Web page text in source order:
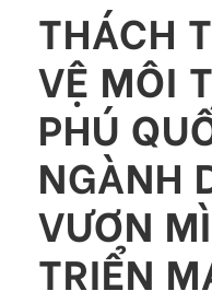
THÁCH
VỆ MÔI
PHÚ
NGÀNH
VƯƠN
TRIỂN